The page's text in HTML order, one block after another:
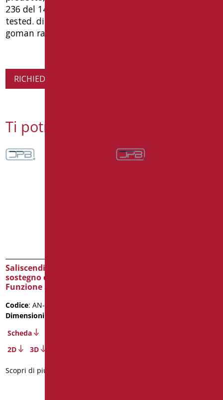
236 del 14/06/89. capacità di carico 150 kg. tüv
tested. dimensione mm 75(l) x 1230(h) x 87(p). tipo
goman raffaello codice raf-x030/xx
RICHIEDI INFORMAZIONI SUL PRODOTTO
Ti potrebbe interessare
Saliscendi Doccia di
sostegno da cm. 120 con
Funzione Saliscendi
Codice: AN-030SDF/01
Dimensioni
Scheda
2D
3D
Scopri di più